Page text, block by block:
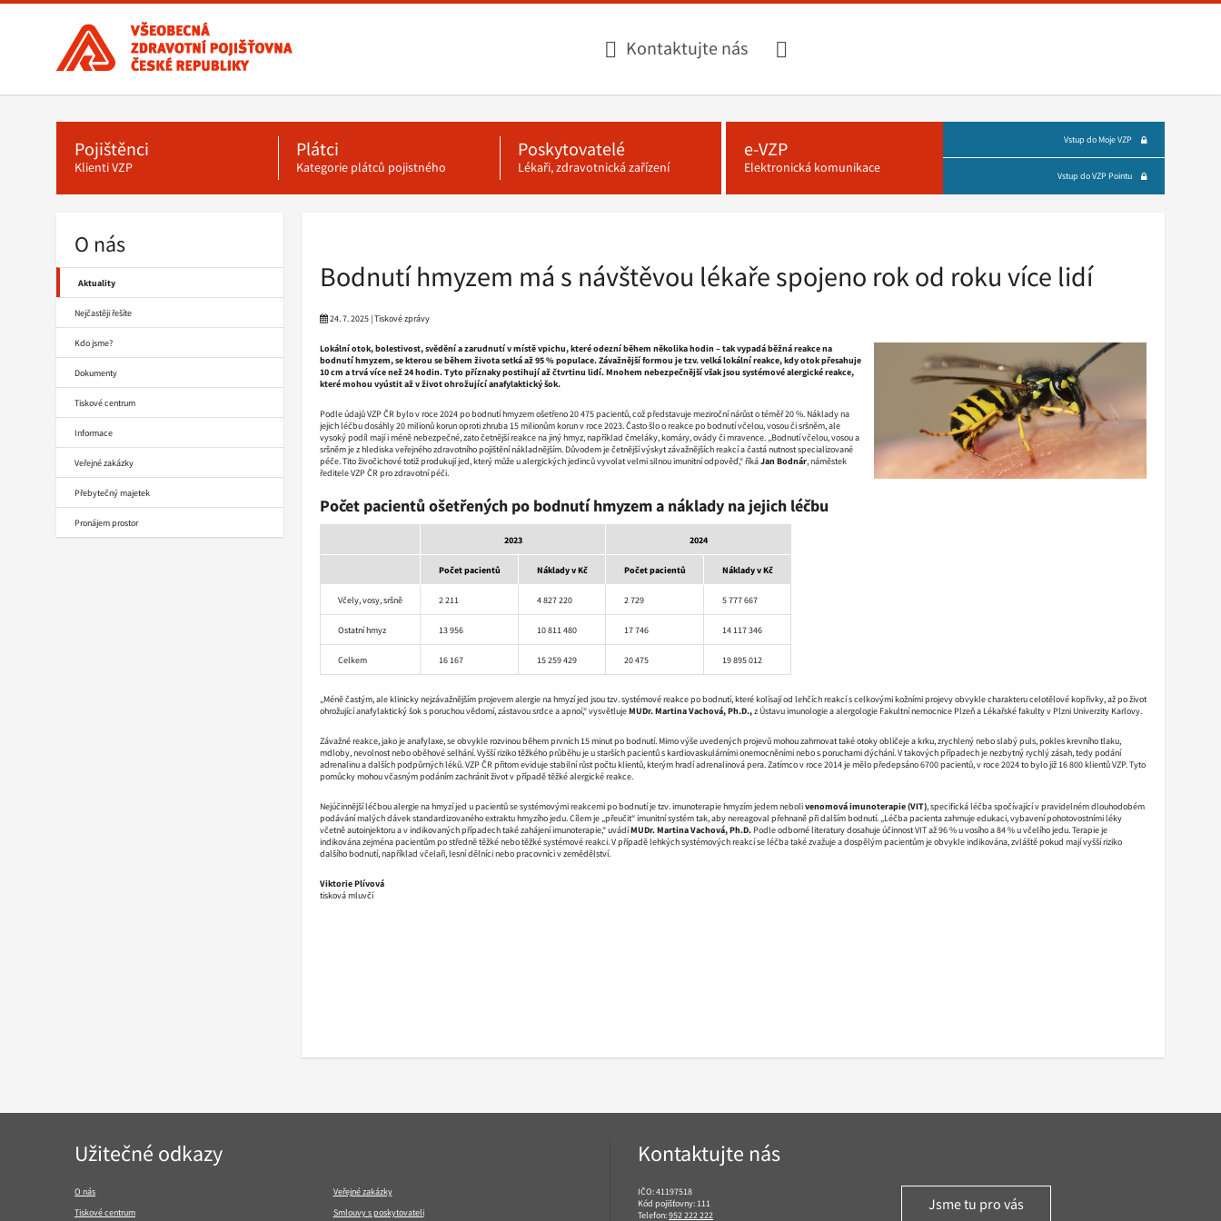
Všeobecná
zdravotní
pojišťovna
ČR,
hlavní
stránka
Kontaktujte nás
Pojištěnci
Klienti VZP
Plátci
Kategorie plátců pojistného
Poskytovatelé
Lékaři, zdravotnická zařízení
e-VZP
Elektronická komunikace
Vstup do Moje VZP
Vstup do VZP Pointu
O nás
Aktuality
Nejčastěji řešíte
Kdo jsme?
Dokumenty
Tiskové centrum
Informace
Veřejné zakázky
Přebytečný majetek
Pronájem prostor
Bodnutí hmyzem má s návštěvou lékaře spojeno rok od roku více lidí
24. 7. 2025 | Tiskové zprávy
Lokální otok, bolestivost, svědění a zarudnutí v místě vpichu, které odezní během několika hodin – tak vypadá běžná reakce na
bodnutí hmyzem, se kterou se během života setká až 95 % populace. Závažnější formou je tzv. velká lokální reakce, kdy otok přesahuje
10 cm a trvá více než 24 hodin. Tyto příznaky postihují až čtvrtinu lidí. Mnohem nebezpečnější však jsou systémové alergické reakce,
které mohou vyústit až v život ohrožující anafylaktický šok.
Podle údajů VZP ČR bylo v roce 2024 po bodnutí hmyzem ošetřeno 20 475 pacientů, což představuje meziroční nárůst o téměř 20 %. Náklady na
jejich léčbu dosáhly 20 milionů korun oproti zhruba 15 milionům korun v roce 2023. Často šlo o reakce po bodnutí včelou, vosou či sršněm, ale
vysoký podíl mají i méně nebezpečné, zato četnější reakce na jiný hmyz, například čmeláky, komáry, ovády či mravence. „Bodnutí včelou, vosou a
sršněm je z hlediska veřejného zdravotního pojištění nákladnějším. Důvodem je četnější výskyt závažnějších reakcí a častá nutnost specializované
péče. Tito živočichové totiž produkují jed, který může u alergických jedinců vyvolat velmi silnou imunitní odpověď,“ říkáJan Bodnár, náměstek
ředitele VZP ČR pro zdravotní péči.
Počet pacientů ošetřených po bodnutí hmyzem a náklady na jejich léčbu
2023 2024
Počet pacientů Náklady v Kč Počet pacientů Náklady v Kč
Včely, vosy, sršně 2 211 4 827 220 2 729 5 777 667
Ostatní hmyz 13 956 10 811 480 17 746 14 117 346
Celkem 16 167 15 259 429 20 475 19 895 012
„Méně častým, ale klinicky nejzávažnějším projevem alergie na hmyzí jed jsou tzv. systémové reakce po bodnutí, které kolísají od lehčích reakcí s celkovými kožními projevy obvykle charakteru celotělové kopřivky, až po život
ohrožující anafylaktický šok s poruchou vědomí, zástavou srdce a apnoí,“ vysvětlujeMUDr. Martina Vachová, Ph.D.,z Ústavu imunologie a alergologie Fakultní nemocnice Plzeň a Lékařské fakulty v Plzni Univerzity Karlovy.
Závažné reakce, jako je anafylaxe, se obvykle rozvinou během prvních 15 minut po bodnutí. Mimo výše uvedených projevů mohou zahrnovat také otoky obličeje a krku, zrychlený nebo slabý puls, pokles krevního tlaku,
mdloby, nevolnost nebo oběhové selhání. Vyšší riziko těžkého průběhu je u starších pacientů s kardiovaskulárními onemocněními nebo s poruchami dýchání. V takových případech je nezbytný rychlý zásah, tedy podání
adrenalinu a dalších podpůrných léků. VZP ČR přitom eviduje stabilní růst počtu klientů, kterým hradí adrenalinová pera. Zatímco v roce 2014 je mělo předepsáno 6700 pacientů, v roce 2024 to bylo již 16 800 klientů VZP. Tyto
pomůcky mohou včasným podáním zachránit život v případě těžké alergické reakce.
Nejúčinnější léčbou alergie na hmyzí jed u pacientů se systémovými reakcemi po bodnutí je tzv. imunoterapie hmyzím jedem nebolivenomová imunoterapie (VIT), specifická léčba spočívající v pravidelném dlouhodobém
podávání malých dávek standardizovaného extraktu hmyzího jedu. Cílem je „přeučit“ imunitní systém tak, aby nereagoval přehnaně při dalším bodnutí. „Léčba pacienta zahrnuje edukaci, vybavení pohotovostními léky
včetně autoinjektoru a v indikovaných případech také zahájení imunoterapie,“ uvádíMUDr. Martina Vachová, Ph.D. Podle odborné literatury dosahuje účinnost VIT až 96 % u vosího a 84 % u včelího jedu. Terapie je
indikována zejména pacientům po středně těžké nebo těžké systémové reakci. V případě lehkých systémových reakcí se léčba také zvažuje a dospělým pacientům je obvykle indikována, zvláště pokud mají vyšší riziko
dalšího bodnutí, například včelaři, lesní dělníci nebo pracovníci v zemědělství.
Viktorie Plívová
tisková mluvčí
Navigace
Užitečné odkazy
O nás
Tiskové centrum
Veřejné zakázky
Smlouvy s poskytovateli
Kontaktujte nás
IČO: 41197518
Kód pojišťovny: 111
Telefon:952 222 222
Jsme tu pro vás